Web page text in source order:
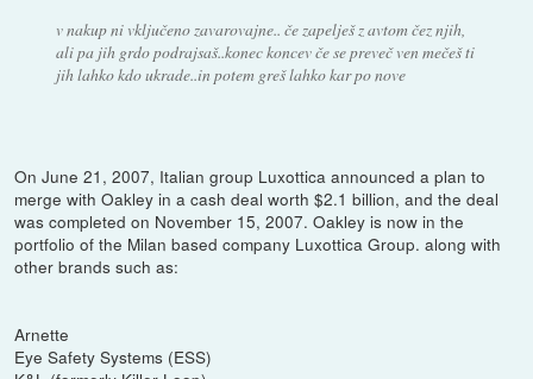
v nakup ni vključeno zavarovajne.. če zapelješ z avtom čez njih,
ali pa jih grdo podrajsaš..konec koncev če se preveč ven mečeš ti
jih lahko kdo ukrade..in potem greš lahko kar po nove
On June 21, 2007, Italian group Luxottica announced a plan to
merge with Oakley in a cash deal worth $2.1 billion, and the deal
was completed on November 15, 2007. Oakley is now in the
portfolio of the Milan based company Luxottica Group. along with
other brands such as:
Arnette
Eye Safety Systems (ESS)